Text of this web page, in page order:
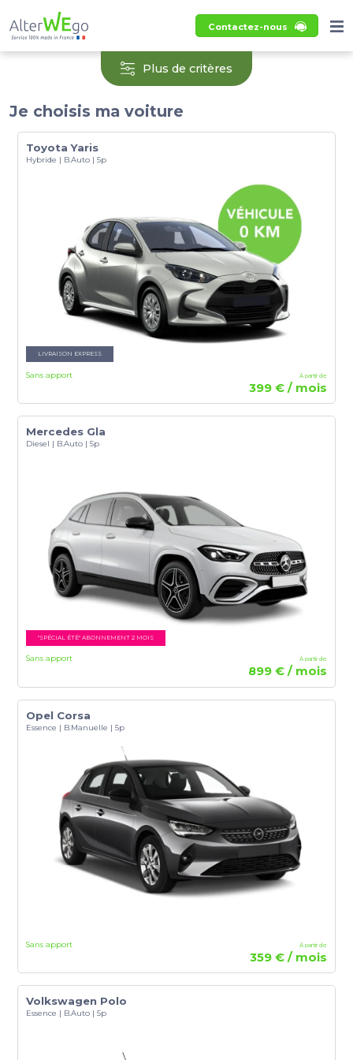
Contactez-nous
Plus de critères
Je choisis ma voiture
Toyota Yaris
Hybride | B.Auto | 5p
LIVRAISON EXPRESS
Sans apport À partir de
399 € / mois
Mercedes Gla
Diesel | B.Auto | 5p
"SPÉCIAL ÉTÉ" ABONNEMENT 2 MOIS
Sans apport À partir de
899 € / mois
Opel Corsa
Essence | B.Manuelle | 5p
Sans apport À partir de
359 € / mois
Volkswagen Polo
Essence | B.Auto | 5p